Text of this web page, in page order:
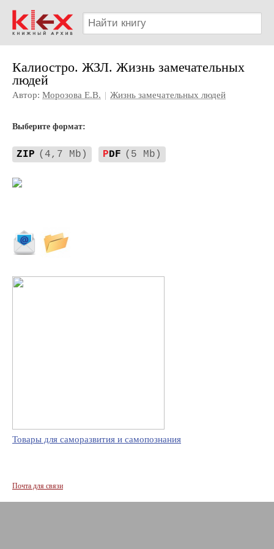
Калиостро. ЖЗЛ. Жизнь замечательных
людей
Автор: Морозова Е.В. | Жизнь замечательных людей
Выберите формат:
ZIP (4,7 Mb) PDF (5 Mb)
Товары для саморазвития и самопознания
Почта для связи